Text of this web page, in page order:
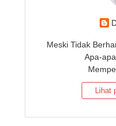
Meski Tidak
Apa-
Lihat